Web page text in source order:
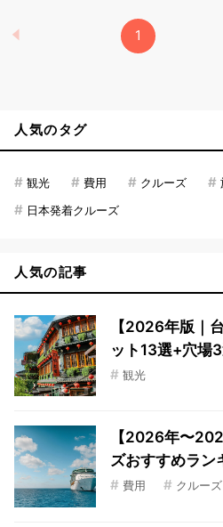
1
人気のタグ
# 観光 # 費用 # クルーズ #
# 日本発着クルーズ
人気の記事
【2026年版｜
ット13選+穴場
# 観光
【2026年〜
ズおすすめラン
# 費用 # クルーズ